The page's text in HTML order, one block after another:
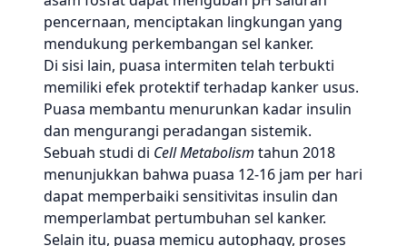
pencernaan, menciptakan lingkungan yang
mendukung perkembangan sel kanker.
Di sisi lain, puasa intermiten telah terbukti
memiliki efek protektif terhadap kanker usus.
Puasa membantu menurunkan kadar insulin
dan mengurangi peradangan sistemik.
Sebuah studi di Cell Metabolism tahun 2018
menunjukkan bahwa puasa 12-16 jam per hari
dapat memperbaiki sensitivitas insulin dan
memperlambat pertumbuhan sel kanker.
Selain itu, puasa memicu autophagy, proses